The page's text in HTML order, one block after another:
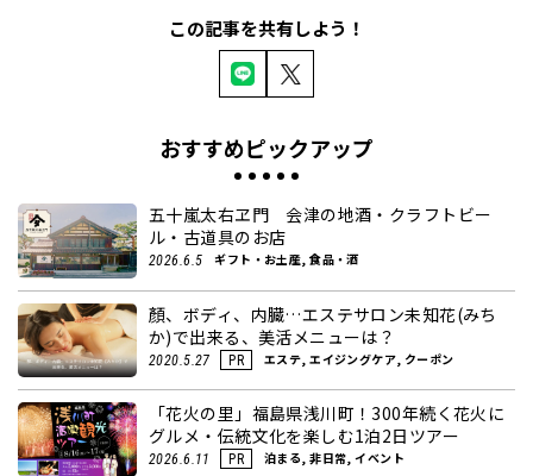
この記事を共有しよう！
おすすめピックアップ
五十嵐太右ヱ門 会津の地酒・クラフトビー
ル・古道具のお店
2026.6.5 ギフト・お土産, 食品・酒
顏、ボディ、内臓…エステサロン未知花(みち
か)で出来る、美活メニューは？
2020.5.27 PR エステ, エイジングケア, クーポン
「花火の里」福島県浅川町！300年続く花火に
グルメ・伝統文化を楽しむ1泊2日ツアー
2026.6.11 PR 泊まる, 非日常, イベント